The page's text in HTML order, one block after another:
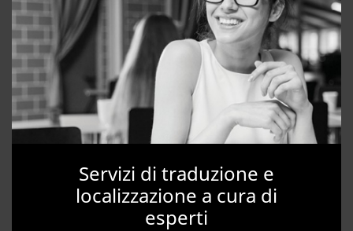
Servizi di traduzione e
localizzazione a cura di
esperti